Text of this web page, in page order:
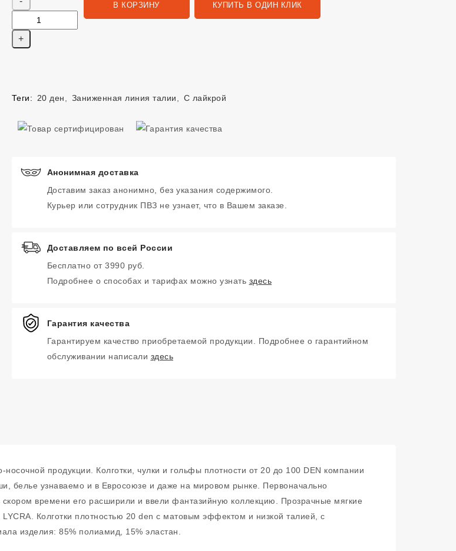
В КОРЗИНУ КУПИТЬ В ОДИН КЛИК
Теги: 20 ден Заниженная линия талии С лайкрой
Анонимная доставка
Доставим заказ анонимно, без указания содержимого.
Курьер или сотрудник ПВЗ не узнает, что в Вашем заказе.
Доставляем по всей России
Бесплатно от 3990 руб.
Подробнее о способах и тарифах можно узнать здесь
Гарантия качества
Гарантируем качество приобретаемой продукции. Подробнее о гарантийном
обслуживании написали здесь
продукции. Колготки, чулки и гольфы плотности от 20 до 100 DEN компании
белье узнаваемо и в Евросоюзе и даже на мировом рынке. Первоначально
скором времени его расширили и ввели фантазийную коллекцию. Прозрачные мягкие
Колготки плотностью 20 den с матовым эффектом и низкой талией, с
изделия: 85% полиамид, 15% эластан.